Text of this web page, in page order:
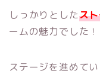
しっかりとしたス
ームの魅力でした！
ステージを進めて